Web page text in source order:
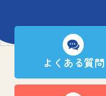
よくある質問